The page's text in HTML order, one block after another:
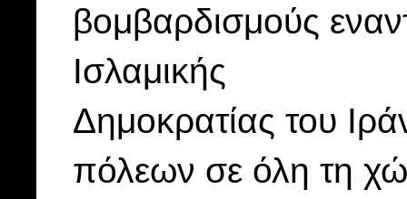
βομβαρδισμούς
Ισλαμικής
Δημοκρατίας του
πόλεων σε όλη τη